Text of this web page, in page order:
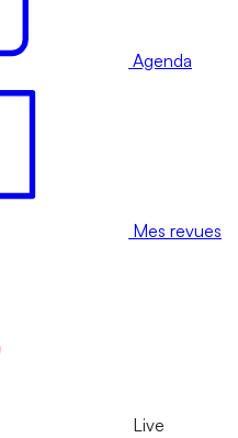
Agenda
Mes revues
Live